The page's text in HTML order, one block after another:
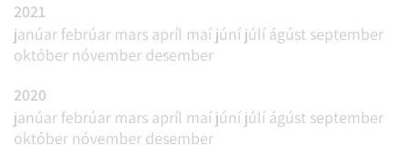
2021
janúar febrúar mars apríl maí júní júlí ágúst september
október nóvember desember
2020
janúar febrúar mars apríl maí júní júlí ágúst september
október nóvember desember